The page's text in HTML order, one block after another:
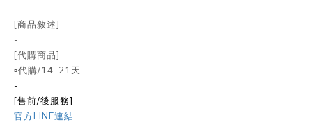
-
[商品敘述]
-
[代購商品]
▫️代購/14-21天
-
[售前/後服務]
官方LINE連結